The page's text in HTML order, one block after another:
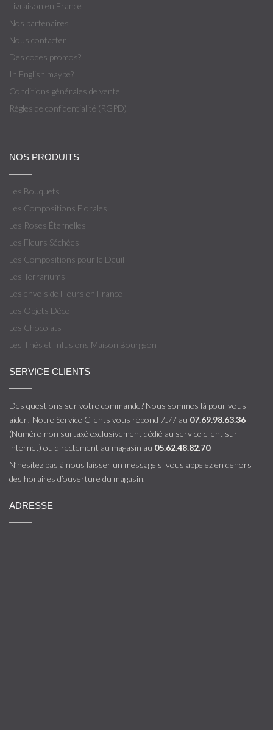
Livraison en France
Nos partenaires
Nous contacter
Des codes promos?
In English maybe?
Conditions générales de vente
Règles de confidentialité (RGPD)
NOS PRODUITS
Les Bouquets
Les Compositions Florales
Les Roses Éternelles
Les Fleurs Séchées
Les Compositions pour le Deuil
Les Terrariums
Les envois de Fleurs en France
Les Objets Déco
Les Chocolats
Les Thés et Infusions Maison Bourgeon
SERVICE CLIENTS
Des questions sur votre commande? Nous sommes là pour vous
aider! Notre Service Clients vous répond 7J/7 au 07.69.98.63.36
(Numéro non surtaxé exclusivement dédié au service client sur
internet) ou directement au magasin au 05.62.48.82.70.
N’hésitez pas à nous laisser un message si vous appelez en dehors
des horaires d’ouverture du magasin.
ADRESSE